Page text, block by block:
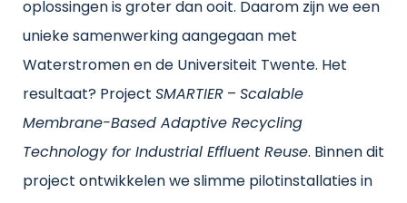
oplossingen is groter dan ooit. Daarom zijn we een
unieke samenwerking aangegaan met
Waterstromen en de Universiteit Twente. Het
resultaat? Project SMARTIER – Scalable
Membrane-Based Adaptive Recycling
Technology for Industrial Effluent Reuse. Binnen dit
project ontwikkelen we slimme pilotinstallaties in